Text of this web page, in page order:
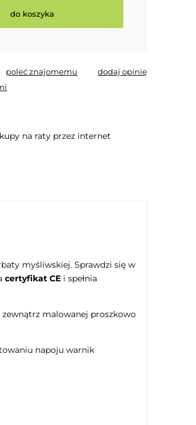
do koszyka
poleć znajomemu
dodaj opinię
myśliwskiej. Sprawdzi się w
certyfikat CE i spełnia
zewnątrz malowanej proszkowo
napoju warnik